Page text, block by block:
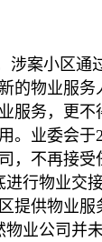
涉案小区通
的物业服务
服务，更不
。业委会于
，不再接受
进行物业交
提供物业服
物业公司并